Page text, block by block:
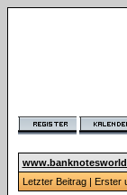
Letzter Beitrag| Erster